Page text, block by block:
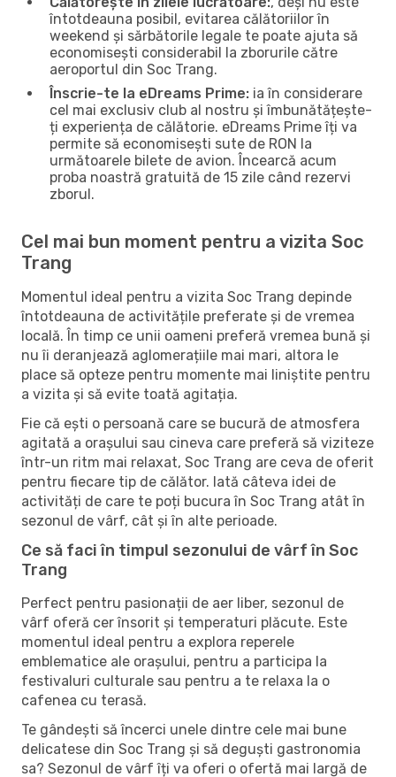
întotdeauna posibil, evitarea călătoriilor în
weekend și sărbătorile legale te poate ajuta să
economisești considerabil la zborurile către
aeroportul din Soc Trang.
Înscrie-te la eDreams Prime: ia în considerare
cel mai exclusiv club al nostru și îmbunătățește-
ți experiența de călătorie. eDreams Prime îți va
permite să economisești sute de RON la
următoarele bilete de avion. Încearcă acum
proba noastră gratuită de 15 zile când rezervi
zborul.
Cel mai bun moment pentru a vizita Soc
Trang
Momentul ideal pentru a vizita Soc Trang depinde
întotdeauna de activitățile preferate și de vremea
locală. În timp ce unii oameni preferă vremea bună și
nu îi deranjează aglomerațiile mai mari, altora le
place să opteze pentru momente mai liniștite pentru
a vizita și să evite toată agitația.
Fie că ești o persoană care se bucură de atmosfera
agitată a orașului sau cineva care preferă să viziteze
într-un ritm mai relaxat, Soc Trang are ceva de oferit
pentru fiecare tip de călător. Iată câteva idei de
activități de care te poți bucura în Soc Trang atât în ​​
sezonul de vârf, cât și în alte perioade.
Ce să faci în timpul sezonului de vârf în Soc
Trang
Perfect pentru pasionații de aer liber, sezonul de
vârf oferă cer însorit și temperaturi plăcute. Este
momentul ideal pentru a explora reperele
emblematice ale orașului, pentru a participa la
festivaluri culturale sau pentru a te relaxa la o
cafenea cu terasă.
Te gândești să încerci unele dintre cele mai bune
delicatese din Soc Trang și să deguști gastronomia
sa? Sezonul de vârf îți va oferi o ofertă mai largă de